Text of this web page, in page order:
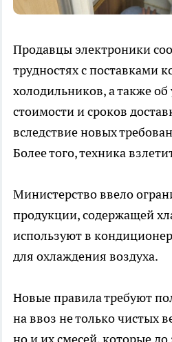
Продавцы электроники
трудностях с поставками
холодильников, а также
стоимости и сроков
вследствие новых
Более того, техника
Министерство ввело
продукции, содержащей
используют в
для охлаждения воздуха.
Новые правила требуют
на ввоз не только чистых
но и их смесей, которые до